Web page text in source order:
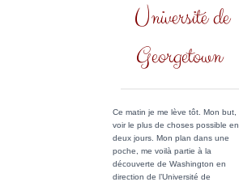
Université de
Georgetown
Ce matin je me lève tôt. Mon but,
voir le plus de choses possible en
deux jours. Mon plan dans une
poche, me voilà partie à la
découverte de Washington en
direction de l’Université de